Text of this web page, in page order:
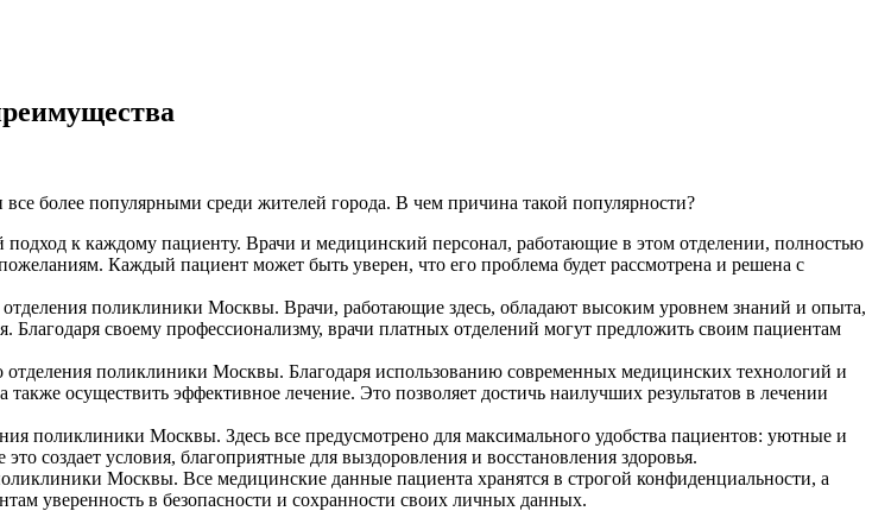
все более популярными среди жителей города. В чем причина такой популярности?
к каждому пациенту. Врачи и медицинский персонал, работающие в этом отделении, полностью
Каждый пациент может быть уверен, что его проблема будет рассмотрена и решена с
поликлиники Москвы. Врачи, работающие здесь, обладают высоким уровнем знаний и опыта,
Благодаря своему профессионализму, врачи платных отделений могут предложить своим пациентам
поликлиники Москвы. Благодаря использованию современных медицинских технологий и
осуществить эффективное лечение. Это позволяет достичь наилучших результатов в лечении
поликлиники Москвы. Здесь все предусмотрено для максимального удобства пациентов: уютные и
создает условия, благоприятные для выздоровления и восстановления здоровья.
Москвы. Все медицинские данные пациента хранятся в строгой конфиденциальности, а
уверенность в безопасности и сохранности своих личных данных.